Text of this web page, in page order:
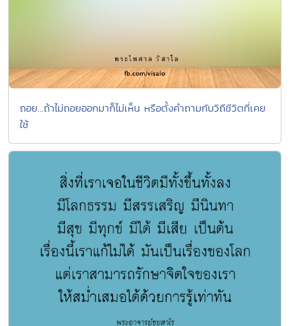
ถอย...ถ้าไม่ถอยออกมาก็ไม่เห็น หรือตั้งคำถามกับวิถีชีวิตที่เคย
ใช้